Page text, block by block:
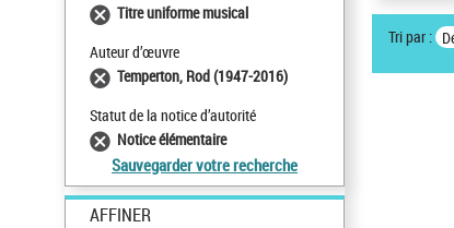
Titre uniforme musical
Auteur d’œuvre
Temperton, Rod (1947-2016)
Statut de la notice d’autorité
Notice élémentaire
Sauvegarder votre recherche
AFFINER
Tri par :